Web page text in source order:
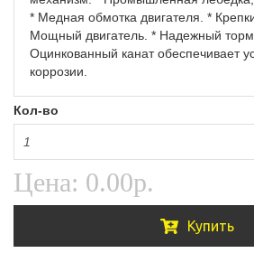
* Медная обмотка двигателя. *
Мощный двигатель. * Надежный
Оцинкованный канат обеспечивает
коррозии.
Кол-во
Цена: 0.00р.
Купить